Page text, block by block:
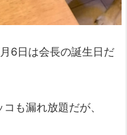
6日は会長の誕生日だ
も漏れ放題だが、